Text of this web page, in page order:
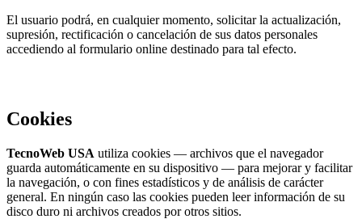
El usuario podrá, en cualquier momento, solicitar la actualización,
supresión, rectificación o cancelación de sus datos personales
accediendo al formulario online destinado para tal efecto.
Cookies
TecnoWeb USA utiliza cookies — archivos que el navegador
guarda automáticamente en su dispositivo — para mejorar y facilitar
la navegación, o con fines estadísticos y de análisis de carácter
general. En ningún caso las cookies pueden leer información de su
disco duro ni archivos creados por otros sitios.